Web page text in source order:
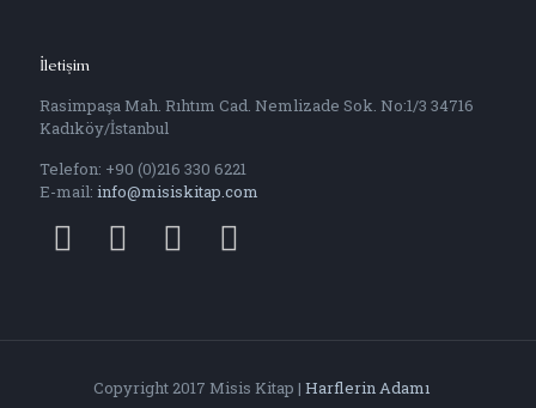
İletişim
Rasimpaşa Mah. Rıhtım Cad. Nemlizade Sok. No:1/3 34716
Kadıköy/İstanbul
Telefon: +90 (0)216 330 6221
E-mail: info@misiskitap.com
Copyright 2017 Misis Kitap | Harflerin Adamı